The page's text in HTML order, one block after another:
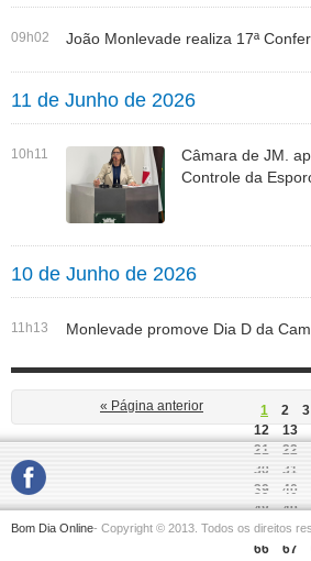
09h02 João Monlevade realiza 17ª
11 de Junho de 2026
10h11
Câmara de JM.
Controle da
10 de Junho de 2026
11h13 Monlevade promove Dia D da
« Página anterior 1 2 3
12
13
21
22
30
31
39
40
48
49
57
58
66
67
Bom Dia Online- Copyright © 2013. Todos os direitos